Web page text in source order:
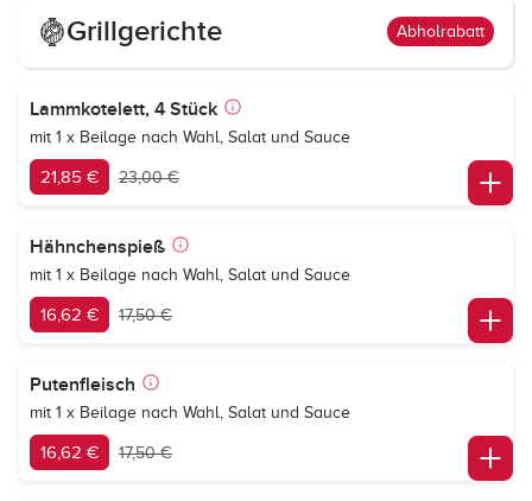
Grillgerichte Abholrabatt
Lammkotelett, 4 Stück
mit 1 x Beilage nach Wahl, Salat und Sauce
21,85 € 23,00 €
Hähnchenspieß
mit 1 x Beilage nach Wahl, Salat und Sauce
16,62 € 17,50 €
Putenfleisch
mit 1 x Beilage nach Wahl, Salat und Sauce
16,62 € 17,50 €